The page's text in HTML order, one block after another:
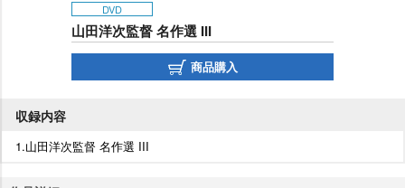
DVD
山田洋次監督 名作選 III
商品購入
収録内容
1.山田洋次監督 名作選 III